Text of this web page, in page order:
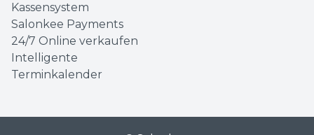
Kassensystem
Salonkee Payments
24/7 Online verkaufen
Intelligente
Terminkalender